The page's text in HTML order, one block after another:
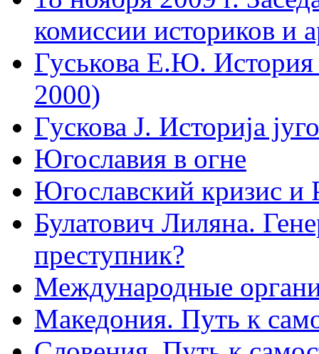
комиссии историков и
Гуськова Е.Ю. История
2000)
Гускова J. Историjа
Югославия в огне
Югославский кризис и
Булатович Лиляна.
преступник?
Международные
Македония. Путь к